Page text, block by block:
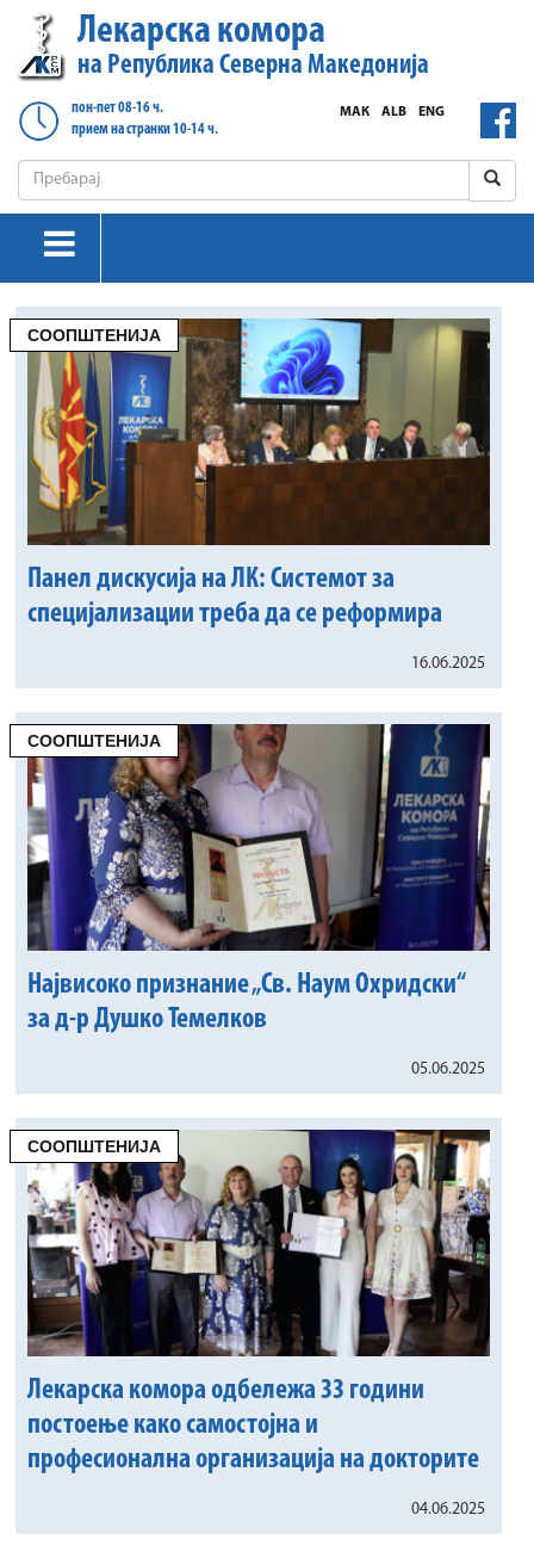
Лекарска комора
на Република Северна Македонија
пон-пет 08-16 ч.
прием на странки 10-14 ч.
ENG
ALB
МАК
СООПШТЕНИЈА
Панел дискусија на ЛК: Системот за
специјализации треба да се реформира
16.06.2025
СООПШТЕНИЈА
Највисоко признание „Св. Наум Охридски“
за д-р Душко Темелков
05.06.2025
СООПШТЕНИЈА
Лекарска комора одбележа 33 години
постоење како самостојна и
професионална организација на докторите
04.06.2025